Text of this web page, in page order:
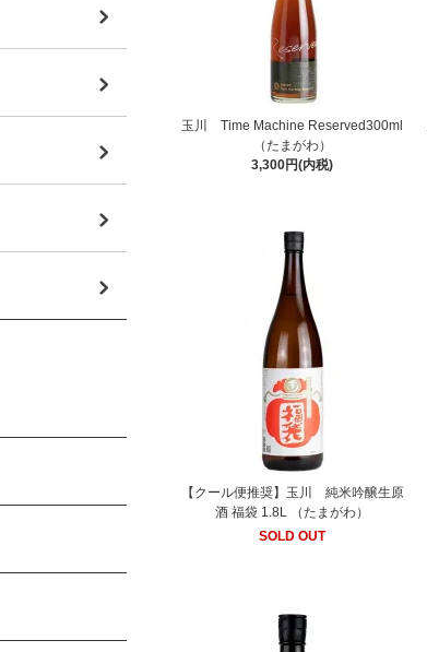
玉川 Time Machine Reserved300ml
（たまがわ）
3,300円(内税)
【クール便推奨】玉川 純米吟醸生原
酒 福袋 1.8L （たまがわ）
SOLD OUT